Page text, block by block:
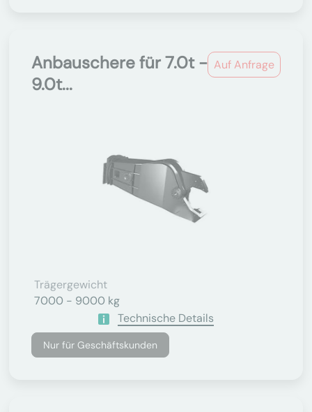
Auf Anfrage
Anbauschere für 7.0t -
9.0t...
Trägergewicht
7000 - 9000 kg
Technische Details
Nur für Geschäftskunden